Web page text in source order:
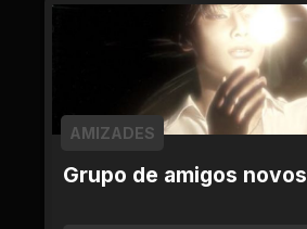
Grupo de amigos novos
AMIZADES